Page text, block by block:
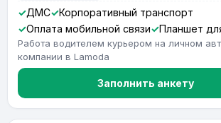
ДМС
Корпоративный транспорт
Оплата мобильной связи
Планшет
Работа водителем курьером на личном
компании в Lamoda
Заполнить анкету